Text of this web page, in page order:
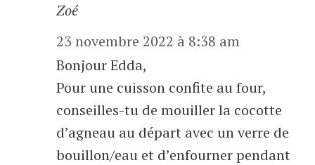
Zoé
23 novembre 2022 à 8:38 am
Bonjour Edda,
Pour une cuisson confite au four,
conseilles-tu de mouiller la cocotte
d’agneau au départ avec un verre de
bouillon/eau et d’enfourner pendant